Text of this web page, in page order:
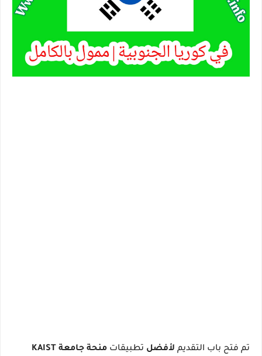
تم فتح باب التقديم لأفضل تطبيقات منحة جامعة KAIST